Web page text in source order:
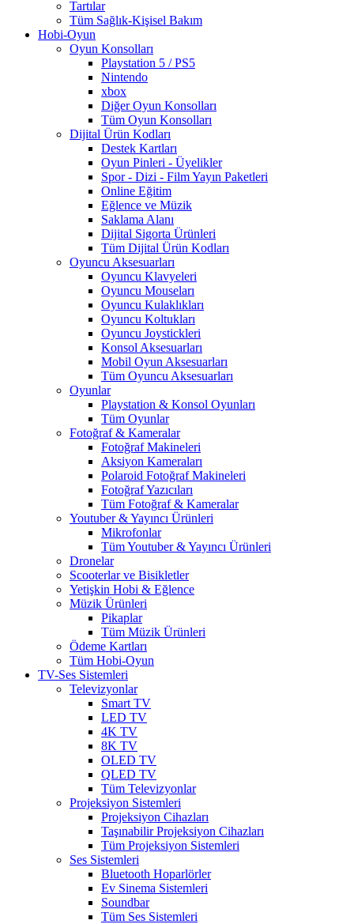
Tartılar
Tüm Sağlık-Kişisel Bakım
Hobi-Oyun
Oyun Konsolları
Playstation 5 / PS5
Nintendo
xbox
Diğer Oyun Konsolları
Tüm Oyun Konsolları
Dijital Ürün Kodları
Destek Kartları
Oyun Pinleri - Üyelikler
Spor - Dizi - Film Yayın Paketleri
Online Eğitim
Eğlence ve Müzik
Saklama Alanı
Dijital Sigorta Ürünleri
Tüm Dijital Ürün Kodları
Oyuncu Aksesuarları
Oyuncu Klavyeleri
Oyuncu Mouseları
Oyuncu Kulaklıkları
Oyuncu Koltukları
Oyuncu Joystickleri
Konsol Aksesuarları
Mobil Oyun Aksesuarları
Tüm Oyuncu Aksesuarları
Oyunlar
Playstation & Konsol Oyunları
Tüm Oyunlar
Fotoğraf & Kameralar
Fotoğraf Makineleri
Aksiyon Kameraları
Polaroid Fotoğraf Makineleri
Fotoğraf Yazıcıları
Tüm Fotoğraf & Kameralar
Youtuber & Yayıncı Ürünleri
Mikrofonlar
Tüm Youtuber & Yayıncı Ürünleri
Dronelar
Scooterlar ve Bisikletler
Yetişkin Hobi & Eğlence
Müzik Ürünleri
Pikaplar
Tüm Müzik Ürünleri
Ödeme Kartları
Tüm Hobi-Oyun
TV-Ses Sistemleri
Televizyonlar
Smart TV
LED TV
4K TV
8K TV
OLED TV
QLED TV
Tüm Televizyonlar
Projeksiyon Sistemleri
Projeksiyon Cihazları
Taşınabilir Projeksiyon Cihazları
Tüm Projeksiyon Sistemleri
Ses Sistemleri
Bluetooth Hoparlörler
Ev Sinema Sistemleri
Soundbar
Tüm Ses Sistemleri